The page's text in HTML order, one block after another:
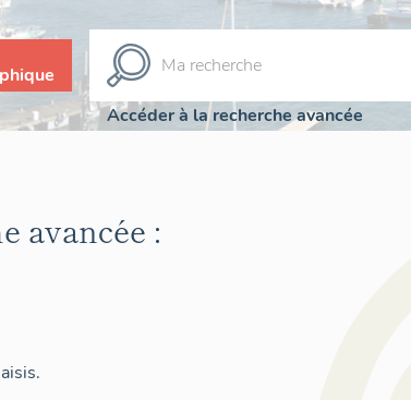
Accéder à la recherche avancée
avancée :